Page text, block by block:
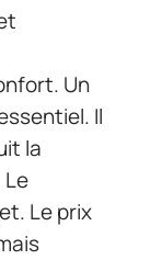
Un
Il
la
Le prix